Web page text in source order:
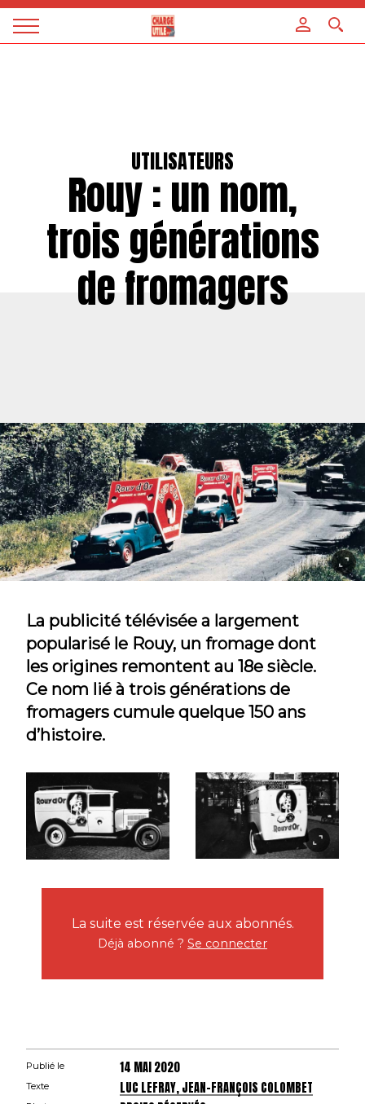
Magazine
UTILISATEURS
Rouy : un nom,
trois générations
de fromagers
La publicité télévisée a largement
popularisé le Rouy, un fromage dont
les origines remontent au 18e siècle.
Ce nom lié à trois générations de
fromagers cumule quelque 150 ans
d’histoire.
La suite est réservée aux abonnés.
Déjà abonné ? Se connecter
Publié le 14 MAI 2020
Texte LUC LEFRAY, JEAN-FRANÇOIS COLOMBET
Panneau de gestion des cookies